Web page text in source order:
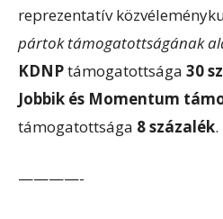
reprezentatív
pártok támogatottságának
KDNPtámogatottsága 30
Jobbik és Momentum
támogatottsága 8százalék.
————-